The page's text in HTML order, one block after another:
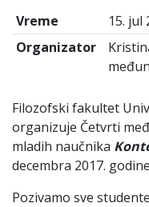
Vreme
15. jul
Organizator
Filozofski fakultet
organizuje Četvrti
mladih naučnika
decembra 2017.
Pozivamo sve